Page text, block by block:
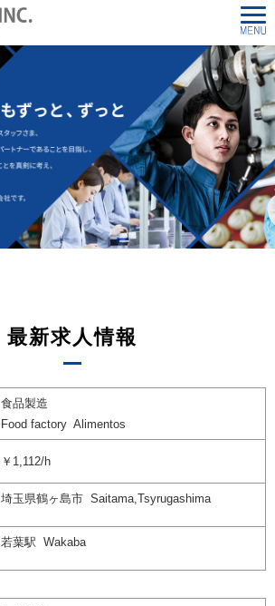
最新求人情報
食品製造
Food factory Alimentos
￥1,112/h
埼玉県鶴ヶ島市 Saitama,Tsyrugashima
若葉駅 Wakaba